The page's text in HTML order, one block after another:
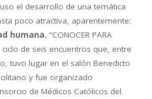
el desarrollo de una temática
poco atractiva, aparentemente:
humana. “CONOCER PARA
ciclo de seis encuentros que, entre
tuvo lugar en el salón Benedicto
y fue organizado
de Médicos Católicos del